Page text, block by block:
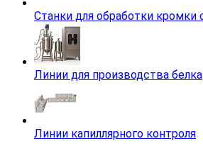
Станки для обработки кромки
Линии для производства белка
Линии капиллярного контроля